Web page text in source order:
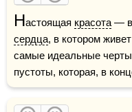
Настоящая красота
сердца, в котором живет
самые идеальные
пустоты, которая, в